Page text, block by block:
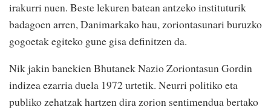
irakurri nuen. Beste lekuren batean antzeko instituturik
badagoen arren, Danimarkako hau, zoriontasunari buruzko
gogoetak egiteko gune gisa definitzen da.
Nik jakin banekien Bhutanek Nazio Zoriontasun Gordin
indizea ezarria duela 1972 urtetik. Neurri politiko eta
publiko zehatzak hartzen dira zorion sentimendua bertako